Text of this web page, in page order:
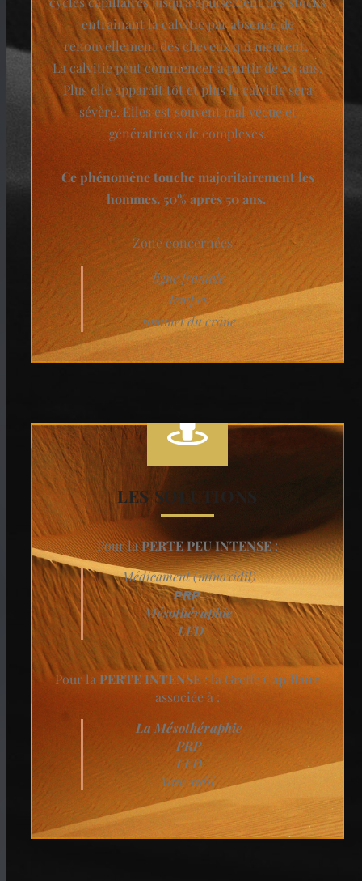
entrainant la calvitie par absence de
renouvellement des cheveux qui meurent.
La calvitie peut commencer à partir de 20 ans.
Plus elle apparait tôt et plus la calvitie sera
sévère. Elles est souvent mal vécue et
génératrices de complexes.
Ce phénomène touche majoritairement les
hommes. 50% après 50 ans.
Zone concernées :
ligne frontale
tempes
sommet du crâne
LES SOLUTIONS
Pour laPERTE PEU INTENSE:
Médicament (minoxidil)
PRP
Mésothéraphie
LED
Pour la PERTE INTENSE: la Greffe Capillaire
associée à :
La Mésothéraphie
PRP
LED
Minoxidil